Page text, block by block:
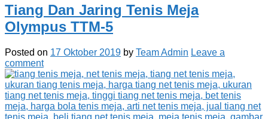
Tiang Dan Jaring Tenis Meja
Olympus TTM-5
Posted on 17 Oktober 2019 by Team Admin Leave a
comment